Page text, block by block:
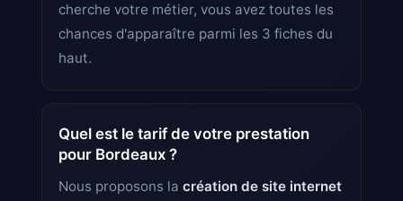
cherche votre métier, vous avez toutes les
chances d'apparaître parmi les 3 fiches du
haut.
Quel est le tarif de votre prestation
pour Bordeaux ?
Nous proposons la création de site internet